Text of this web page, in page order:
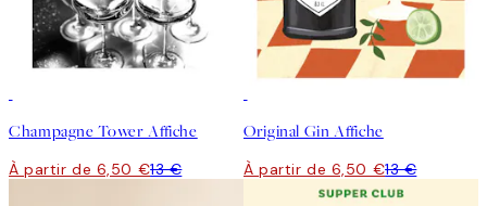
Champagne Tower Affiche
À partir de 6,50 €13 €
Original Gin Affiche
À partir de 6,50 €13 €